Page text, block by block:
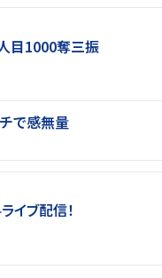
目1000奪三振
で感無量
イブ配信！